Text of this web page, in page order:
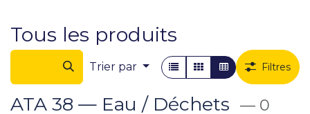
Tous les produits
Trier par Filtres
ATA 38 — Eau / Déchets — 0